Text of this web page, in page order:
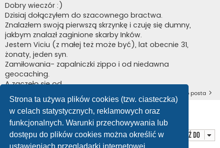
Strona ta używa plików cookies (tzw. ciasteczka)
w celach statystycznych, reklamowych oraz
funkcjonalnych. Warunki przechowywania lub
dostępu do plików cookies można określić w
ustawieniach przeglądarki internetowej.
Dobry wieczór :)
Dzisiaj dołączyłem do szacownego bractwa.
Znalazłem swoją pierwszą skrzynkę i czuję się dumny,
jakbym znalazł zaginione skarby Inków.
Jestem Viciu (z małej też może być), lat obecnie 31,
żonaty, jeden syn.
Zamiłowania- zapalniczki zippo i od niedawna
geocaching.
A zaczęło się od ...
Przejdź do posta
Znaleziono 8 wyników • Strona 1z 1
Przejdź do